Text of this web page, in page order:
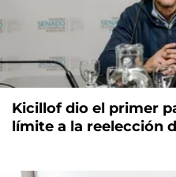
Kicillof dio el primer
límite a la reelección